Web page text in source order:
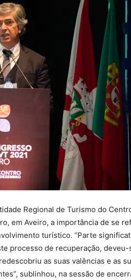
Regional de Turismo do
em Aveiro, a importância de se
turístico. “Parte
processo de recuperação,
as suas valências e as
sublinhou, na sessão de